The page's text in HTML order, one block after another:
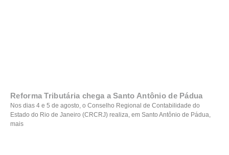
Reforma Tributária chega a Santo Antônio de Pádua
Nos dias 4 e 5 de agosto, o Conselho Regional de Contabilidade do
Estado do Rio de Janeiro (CRCRJ) realiza, em Santo Antônio de Pádua,
mais